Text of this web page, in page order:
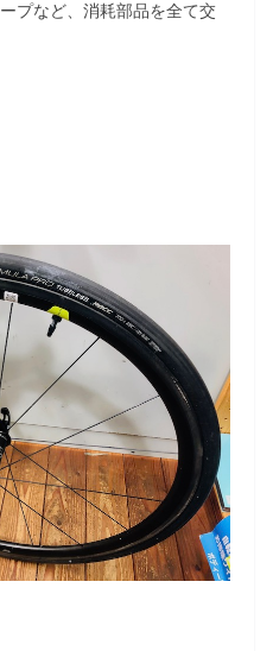
プなど、消耗部品を全て交